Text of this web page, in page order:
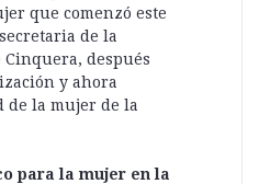
que comenzó este
de la
Cinquera, después
y ahora
de la mujer de la
para la mujer en la